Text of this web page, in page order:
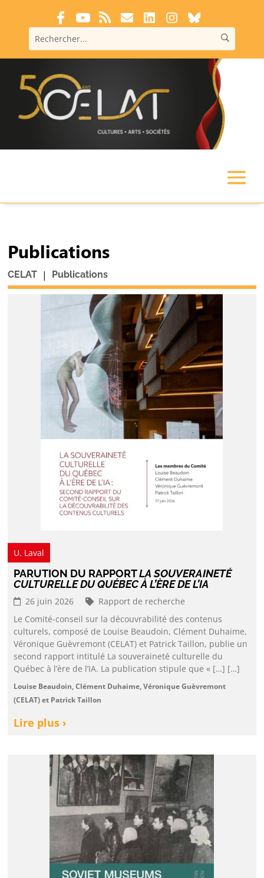
Publications
CELAT | Publications
U. Laval
PARUTION DU RAPPORTLA SOUVERAINETÉ
CULTURELLE DU QUÉBEC À L’ÈRE DE L’IA
26 juin 2026
Rapport de recherche
Le Comité-conseil sur la découvrabilité des contenus
culturels, composé de Louise Beaudoin, Clément Duhaime,
Véronique Guèvremont (CELAT) et Patrick Taillon, publie un
second rapport intitulé La souveraineté culturelle du
Québec à l’ère de l’IA. La publication stipule que « […] […]
Louise Beaudoin, Clément Duhaime, Véronique Guèvremont
(CELAT) et Patrick Taillon
Lire plus ›